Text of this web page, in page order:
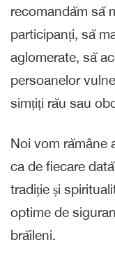
recomandăm să
participanți, să
aglomerate, să
persoanelor
simțiți rău sau
Noi vom rămâne
ca de fiecare
tradiție și
optime de
brăileni.